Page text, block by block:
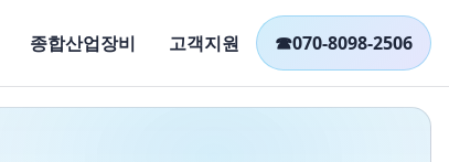
종합산업장비 고객지원 ☎070-8098-2506